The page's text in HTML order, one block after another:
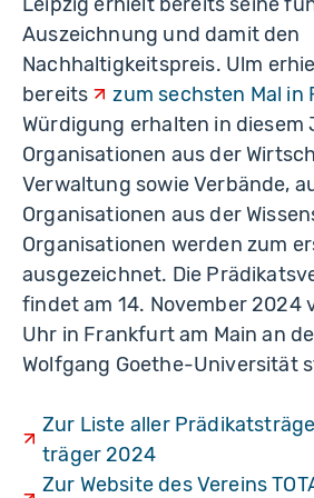
Auszeichnung und damit den
Nachhaltigkeitspreis. Ulm
bereits
zum sechsten Mal in
Würdigung erhalten in diesem
Organisationen aus der
Verwaltung sowie Verbände,
Organisationen aus der
Organisationen werden zum
ausgezeichnet. Die
findet am 14. November 2024
Uhr in Frankfurt am Main an
Wolfgang Goethe-Universität
Zur Liste aller
träger 2024
Zur Website des Vereins